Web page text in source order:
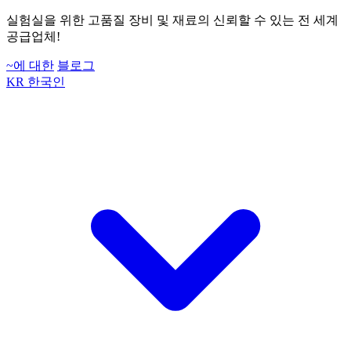
실험실을 위한 고품질 장비 및 재료의 신뢰할 수 있는 전 세계
공급업체!
~에 대한 블로그
KR 한국인